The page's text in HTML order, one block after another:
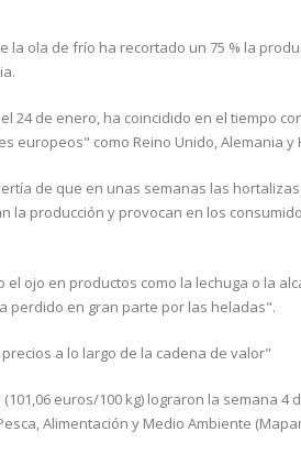
ola de frío ha recortado un 75 % la
24 de enero, ha coincidido en el tiempo
como Reino Unido, Alemania y
de que en unas semanas las
la producción y provocan en los
ojo en productos como la lechuga o la
perdido en gran parte por las heladas".
a lo largo de la cadena de valor"
euros/100 kg) lograron la semana 4
Alimentación y Medio Ambiente